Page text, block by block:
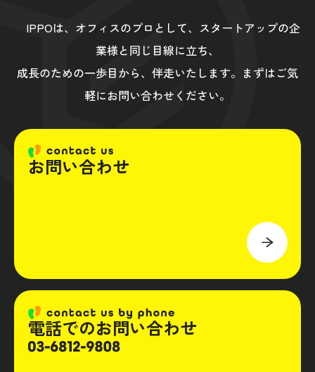
IPPOは、オフィスのプロとして、スタートアップの企
業様と同じ目線に立ち、
成長のための一歩目から、伴走いたします。まずはご気
軽にお問い合わせください。
お問い合わせ
電話でのお問い合わせ